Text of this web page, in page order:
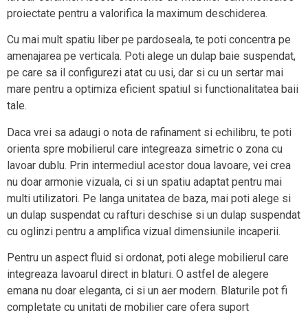
proiectate pentru a valorifica la maximum deschiderea.
Cu mai mult spatiu liber pe pardoseala, te poti concentra pe
amenajarea pe verticala. Poti alege un dulap baie suspendat,
pe care sa il configurezi atat cu usi, dar si cu un sertar mai
mare pentru a optimiza eficient spatiul si functionalitatea baii
tale.
Daca vrei sa adaugi o nota de rafinament si echilibru, te poti
orienta spre mobilierul care integreaza simetric o zona cu
lavoar dublu. Prin intermediul acestor doua lavoare, vei crea
nu doar armonie vizuala, ci si un spatiu adaptat pentru mai
multi utilizatori. Pe langa unitatea de baza, mai poti alege si
un dulap suspendat cu rafturi deschise si un dulap suspendat
cu oglinzi pentru a amplifica vizual dimensiunile incaperii.
Pentru un aspect fluid si ordonat, poti alege mobilierul care
integreaza lavoarul direct in blaturi. O astfel de alegere
emana nu doar eleganta, ci si un aer modern. Blaturile pot fi
completate cu unitati de mobilier care ofera suport